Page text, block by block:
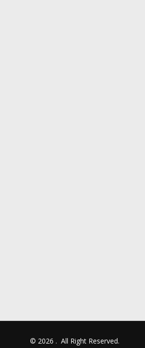
© 2026 . All Right Reserved.